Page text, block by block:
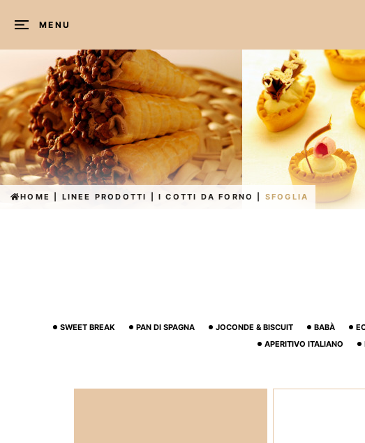
MENU
HOME LINEE PRODOTTI |I COTTI DA FORNO SFOGLIA
SWEET BREAK PAN DI SPAGNA JOCONDE & BISCUIT BABÀ
APERITIVO ITALIANO